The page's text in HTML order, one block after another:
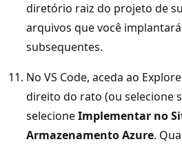
diretório raiz do projeto de
arquivos que você
subsequentes.
No VS Code, aceda ao
direito do rato (ou selecione
selecioneImplementar no
Armazenamento Azure.